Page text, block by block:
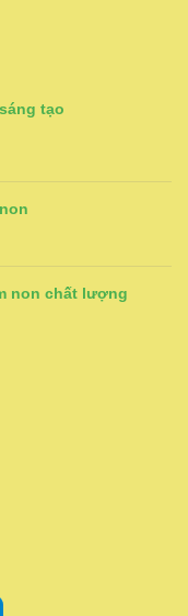
tạo
non chất lượng